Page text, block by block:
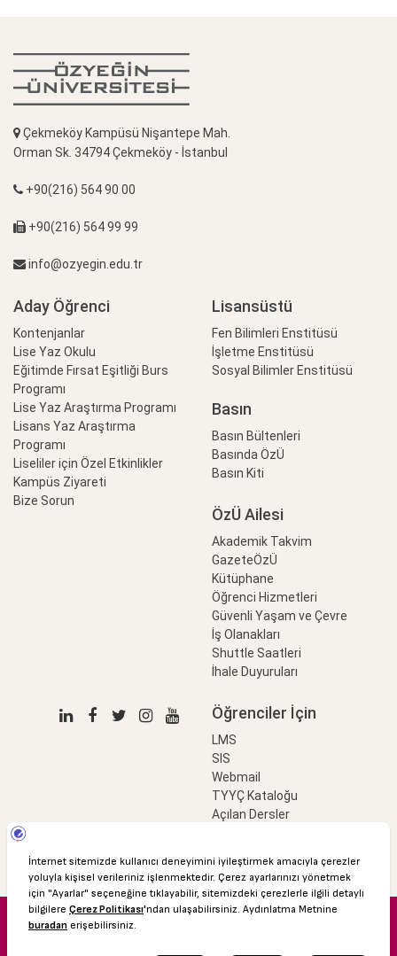
Çekmeköy Kampüsü Nişantepe Mah.
Orman Sk. 34794 Çekmeköy - İstanbul
+90(216) 564 90 00
+90(216) 564 99 99
info@ozyegin.edu.tr
Aday Öğrenci
Kontenjanlar
Lise Yaz Okulu
Eğitimde Fırsat Eşitliği Burs
Programı
Lise Yaz Araştırma Programı
Lisans Yaz Araştırma
Programı
Liseliler için Özel Etkinlikler
Kampüs Ziyareti
Bize Sorun
Lisansüstü
Fen Bilimleri Enstitüsü
İşletme Enstitüsü
Sosyal Bilimler Enstitüsü
Basın
Basın Bültenleri
Basında ÖzÜ
Basın Kiti
ÖzÜ Ailesi
Akademik Takvim
GazeteÖzÜ
Kütüphane
Öğrenci Hizmetleri
Güvenli Yaşam ve Çevre
İş Olanakları
Shuttle Saatleri
İhale Duyuruları
Öğrenciler İçin
LMS
SIS
Webmail
TYYÇ Kataloğu
Açılan Dersler
© 2016 Özyeğin Üniversitesi